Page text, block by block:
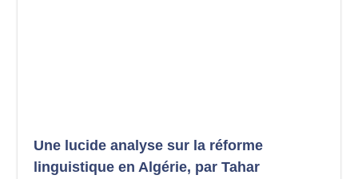
Une lucide analyse sur la réforme
linguistique en Algérie, par Tahar